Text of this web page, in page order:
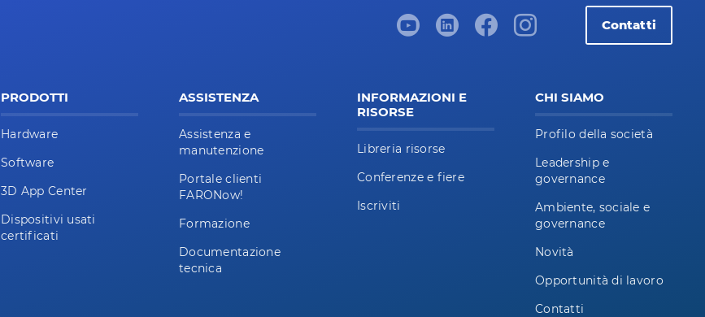
Contatti
PRODOTTI
Hardware
Software
3D App Center
Dispositivi usati
certificati
ASSISTENZA
Assistenza e
manutenzione
Portale clienti
FARONow!
Formazione
Documentazione
tecnica
INFORMAZIONI E
RISORSE
Libreria risorse
Conferenze e fiere
Iscriviti
CHI SIAMO
Profilo della società
Leadership e
governance
Ambiente, sociale e
governance
Novità
Opportunità di lavoro
Contatti